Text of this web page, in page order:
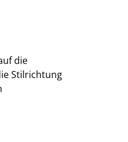
die
Stilrichtung